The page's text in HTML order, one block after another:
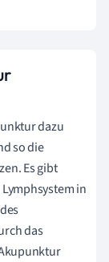
dazu
so die
Es gibt
in
das